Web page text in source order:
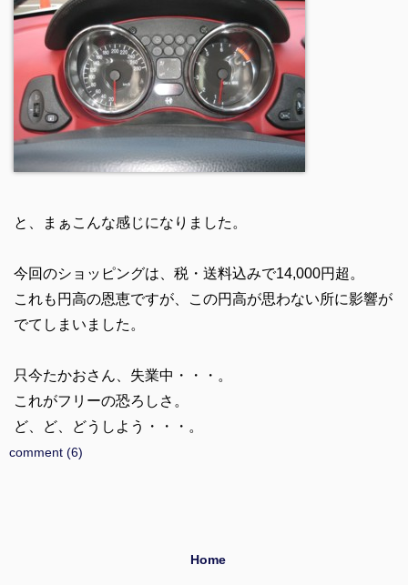
と、まぁこんな感じになりました。
今回のショッピングは、税・送料込みで14,000円超。
これも円高の恩恵ですが、この円高が思わない所に影響が
でてしまいました。
只今たかおさん、失業中・・・。
これがフリーの恐ろしさ。
ど、ど、どうしよう・・・。
comment (6)
Home